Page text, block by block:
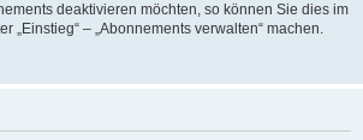
deaktivieren möchten, so können Sie dies im
„Einstieg“ – „Abonnements verwalten“ machen.